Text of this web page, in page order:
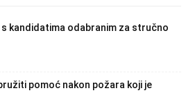
kandidatima odabranim za stručno
pomoć nakon požara koji je